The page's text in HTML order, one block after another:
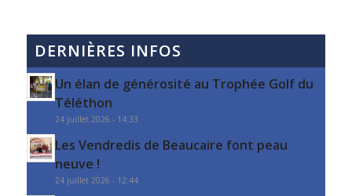
DERNIÈRES INFOS
Un élan de générosité au Trophée Golf du
Téléthon
24 juillet 2026 - 14:33
Les Vendredis de Beaucaire font peau
neuve !
24 juillet 2026 - 12:44